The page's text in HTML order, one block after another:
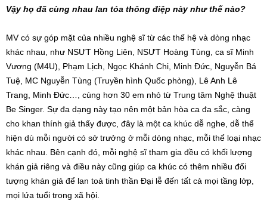
Vậy họ đã cùng nhau lan tỏa thông điệp này như thế nào?
MV có sự góp mặt của nhiều nghệ sĩ từ các thế hệ và dòng nhạc
khác nhau, như NSƯT Hồng Liên, NSƯT Hoàng Tùng, ca sĩ Minh
Vương (M4U), Phạm Lịch, Ngọc Khánh Chi, Minh Đức, Nguyễn Bá
Tuệ, MC Nguyễn Tùng (Truyền hình Quốc phòng), Lê Anh Lê
Trang, Minh Đức…, cùng hơn 30 em nhỏ từ Trung tâm Nghệ thuật
Be Singer. Sự đa dạng này tạo nên một bản hòa ca đa sắc, càng
cho khan thính giả thấy được, đây là một ca khúc dễ nghe, dễ thể
hiện dù mỗi người có sở trưởng ở mỗi dòng nhạc, mỗi thể loại nhạc
khác nhau. Bên cạnh đó, mỗi nghệ sĩ tham gia đều có khối lượng
khán giả riêng và điều này cũng giúp ca khúc có thêm nhiều đối
tượng khán giả để lan toả tinh thần Đại lễ đến tất cả mọi tầng lớp,
mọi lứa tuổi trong xã hội.